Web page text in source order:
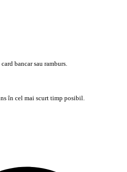
bancar sau ramburs.
în cel mai scurt timp posibil.